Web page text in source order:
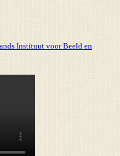
Instituut voor Beeld en